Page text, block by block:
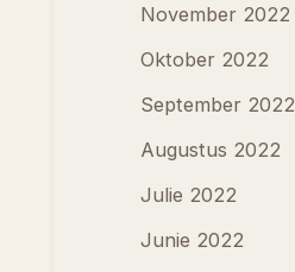
November 2022
Oktober 2022
September 2022
Augustus 2022
Julie 2022
Junie 2022